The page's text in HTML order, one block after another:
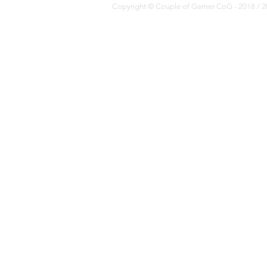
Copyright © Couple of Gamer CoG - 2018 /